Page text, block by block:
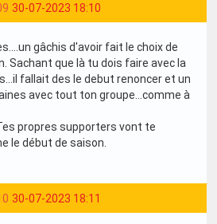
30-07-2023 18:10
gâchis d'avoir fait le choix de
Sachant que là tu dois faire avec la
fallait des le debut renoncer et un
avec tout ton groupe...comme à
propres supporters vont te
le début de saison.
30-07-2023 18:11